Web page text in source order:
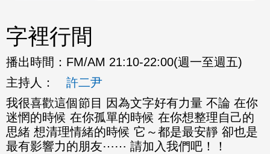
字裡行間
播出時間： FM/AM 21:10-22:00(週一至週五)
主持人：
許二尹
我很喜歡這個節目 因為文字好有力量 不論 在你
迷惘的時候 在你孤單的時候 在你想整理自己的
思緒 想清理情緒的時候 它～都是最安靜 卻也是
最有影響力的朋友⋯⋯ 請加入我們吧！！